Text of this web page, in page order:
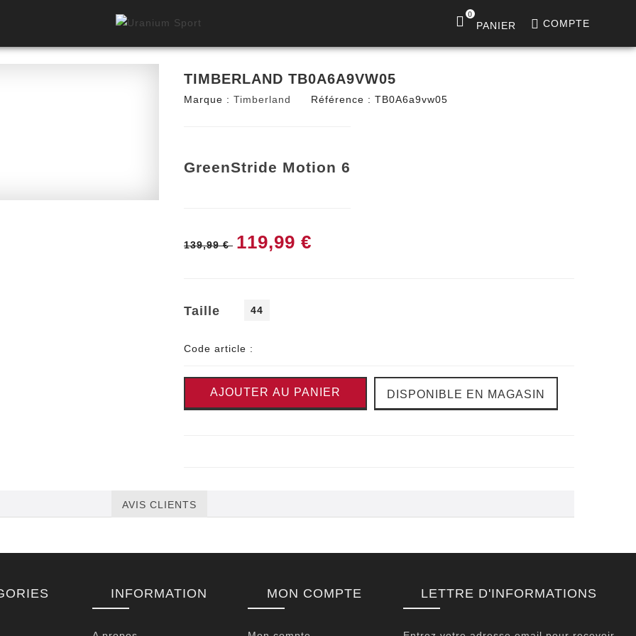
COMPTE
PANIER
0
TIMBERLAND TB0A6A9VW05
Marque : Timberland Référence : TB0A6a9vw05
GreenStride Motion 6
139,99 € 119,99 €
Taille 44
Code article :
AJOUTER AU PANIER DISPONIBLE EN MAGASIN
AVIS CLIENTS
INFORMATION MON COMPTE LETTRE D'INFORMATIONS